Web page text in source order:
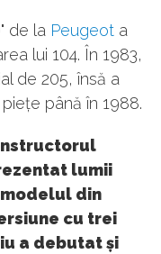
de la Peugeot a
lui 104. În 1983,
de 205, însă a
până în 1988.
lumii
din
cu trei
a debutat și